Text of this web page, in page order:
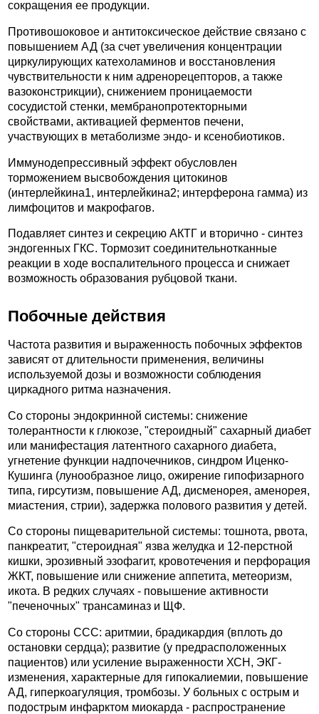
сокращения ее продукции.
Противошоковое и антитоксическое действие связано с
повышением АД (за счет увеличения концентрации
циркулирующих катехоламинов и восстановления
чувствительности к ним адренорецепторов, а также
вазоконстрикции), снижением проницаемости
сосудистой стенки, мембранопротекторными
свойствами, активацией ферментов печени,
участвующих в метаболизме эндо- и ксенобиотиков.
Иммунодепрессивный эффект обусловлен
торможением высвобождения цитокинов
(интерлейкина1, интерлейкина2; интерферона гамма) из
лимфоцитов и макрофагов.
Подавляет синтез и секрецию АКТГ и вторично - синтез
эндогенных ГКС. Тормозит соединительнотканные
реакции в ходе воспалительного процесса и снижает
возможность образования рубцовой ткани.
Побочные действия
Частота развития и выраженность побочных эффектов
зависят от длительности применения, величины
используемой дозы и возможности соблюдения
циркадного ритма назначения.
Со стороны эндокринной системы: снижение
толерантности к глюкозе, "стероидный" сахарный диабет
или манифестация латентного сахарного диабета,
угнетение функции надпочечников, синдром Иценко-
Кушинга (лунообразное лицо, ожирение гипофизарного
типа, гирсутизм, повышение АД, дисменорея, аменорея,
миастения, стрии), задержка полового развития у детей.
Со стороны пищеварительной системы: тошнота, рвота,
панкреатит, "стероидная" язва желудка и 12-перстной
кишки, эрозивный эзофагит, кровотечения и перфорация
ЖКТ, повышение или снижение аппетита, метеоризм,
икота. В редких случаях - повышение активности
"печеночных" трансаминаз и ЩФ.
Со стороны ССС: аритмии, брадикардия (вплоть до
остановки сердца); развитие (у предрасположенных
пациентов) или усиление выраженности ХСН, ЭКГ-
изменения, характерные для гипокалиемии, повышение
АД, гиперкоагуляция, тромбозы. У больных с острым и
подострым инфарктом миокарда - распространение